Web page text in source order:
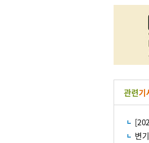
관련기
변